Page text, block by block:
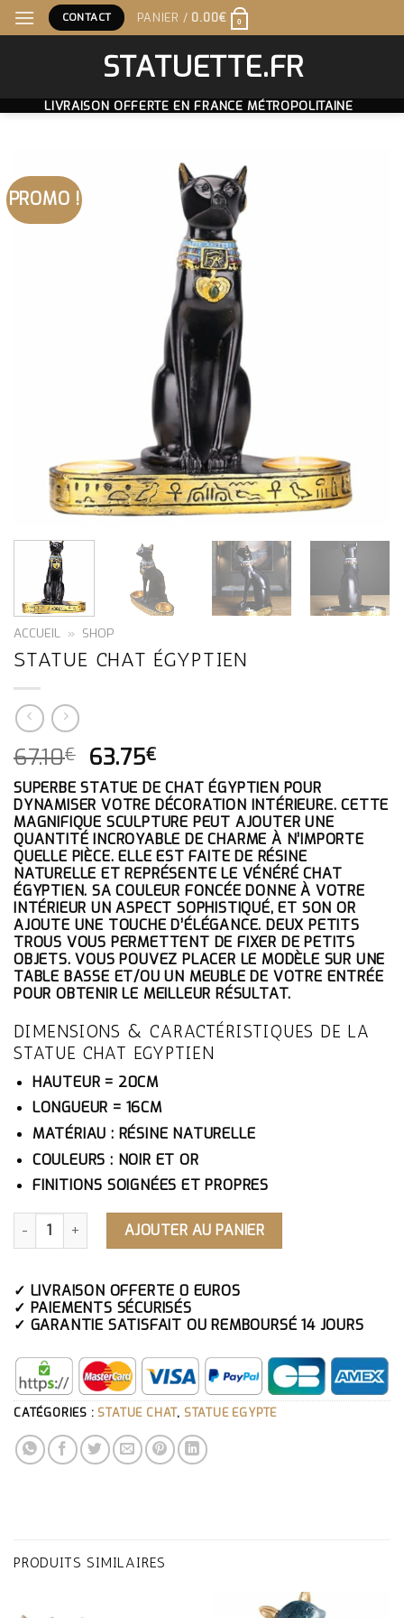
Skip
to
CONTACT PANIER / 0.00€ 0
STATUETTE.FR
LIVRAISON OFFERTE EN FRANCE MÉTROPOLITAINE
PROMO !
ACCUEIL » SHOP
STATUE CHAT ÉGYPTIEN
67.10€ LE
PRIX
INITIAL
ÉTAIT :
67.10€.
63.75€LE
PRIX
ACTUEL
EST :
63.75€.
SUPERBE STATUE DE CHAT ÉGYPTIEN POUR
DYNAMISER VOTRE DÉCORATION INTÉRIEURE. CETTE
MAGNIFIQUE SCULPTURE PEUT AJOUTER UNE
QUANTITÉ INCROYABLE DE CHARME À N’IMPORTE
QUELLE PIÈCE. ELLE EST FAITE DE RÉSINE
NATURELLE ET REPRÉSENTE LE VÉNÉRÉ CHAT
ÉGYPTIEN. SA COULEUR FONCÉE DONNE À VOTRE
INTÉRIEUR UN ASPECT SOPHISTIQUÉ, ET SON OR
AJOUTE UNE TOUCHE D’ÉLÉGANCE. DEUX PETITS
TROUS VOUS PERMETTENT DE FIXER DE PETITS
OBJETS. VOUS POUVEZ PLACER LE MODÈLE SUR UNE
TABLE BASSE ET/OU UN MEUBLE DE VOTRE ENTRÉE
POUR OBTENIR LE MEILLEUR RÉSULTAT.
DIMENSIONS & CARACTÉRISTIQUES DE LA
STATUE CHAT EGYPTIEN
HAUTEUR = 20CM
LONGUEUR = 16CM
MATÉRIAU : RÉSINE NATURELLE
COULEURS : NOIR ET OR
FINITIONS SOIGNÉES ET PROPRES
QUANTITÉ DE STATUE CHAT ÉGYPTIEN
AJOUTER AU PANIER
✓ LIVRAISON OFFERTE 0 EUROS
✓ PAIEMENTS SÉCURISÉS
✓ GARANTIE SATISFAIT OU REMBOURSÉ 14 JOURS
CATÉGORIES : STATUE CHAT, STATUE EGYPTE
PRODUITS SIMILAIRES